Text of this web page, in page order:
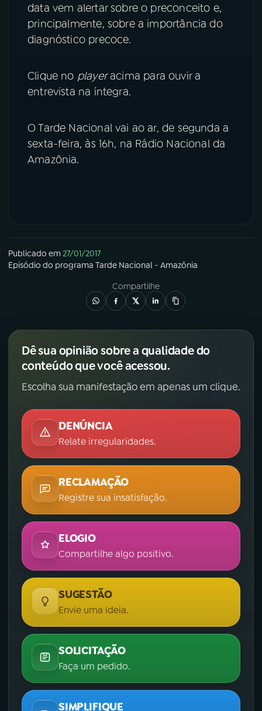
Instagram X
TikTok
data vem alertar sobre o preconceito e,
principalmente, sobre a importância do
diagnóstico precoce.
Clique no playeracima para ouvir a
entrevista na íntegra.
O Tarde Nacional vai ao ar, de segunda a
sexta-feira, às 16h, na Rádio Nacional da
Amazônia.
Publicado em27/01/2017
Episódio do programa Tarde Nacional - Amazônia
Compartilhe
Dê sua opinião sobre a qualidade do
conteúdo que você acessou.
Escolha sua manifestação em apenas um clique.
DENÚNCIA
Relate irregularidades.
RECLAMAÇÃO
Registre sua insatisfação.
ELOGIO
Compartilhe algo positivo.
SUGESTÃO
Envie uma ideia.
SOLICITAÇÃO
Faça um pedido.
SIMPLIFIQUE